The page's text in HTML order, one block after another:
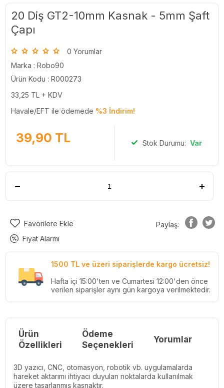
20 Diş GT2-10mm Kasnak - 5mm Şaft
Çapı
0 Yorumlar
Marka : Robo90
Ürün Kodu : R000273
33,25 TL + KDV
Havale/EFT ile ödemede %3 İndirim!
39,90 TL Stok Durumu: Var
Favorilere Ekle
Fiyat Alarmı
Paylaş:
1500 TL ve üzeri siparişlerde kargo ücretsiz!
Hafta içi 15:00'ten ve Cumartesi 12:00'den önce
verilen siparişler aynı gün kargoya verilmektedir.
Ürün
Özellikleri
Ödeme
Seçenekleri
Yorumlar
3D yazıcı, CNC, otomasyon, robotik vb. uygulamalarda
hareket aktarımı ihtiyacı duyulan noktalarda kullanılmak
üzere tasarlanmış kasnaktır.